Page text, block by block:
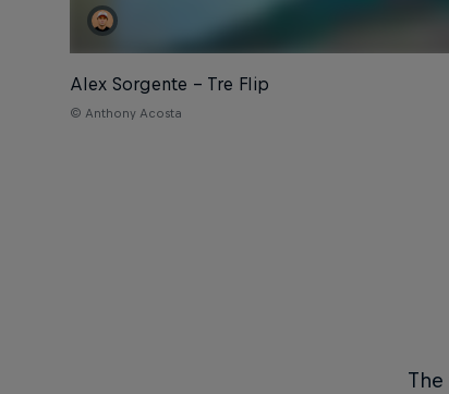
Alex Sorgente – Tre Flip
© Anthony Acosta